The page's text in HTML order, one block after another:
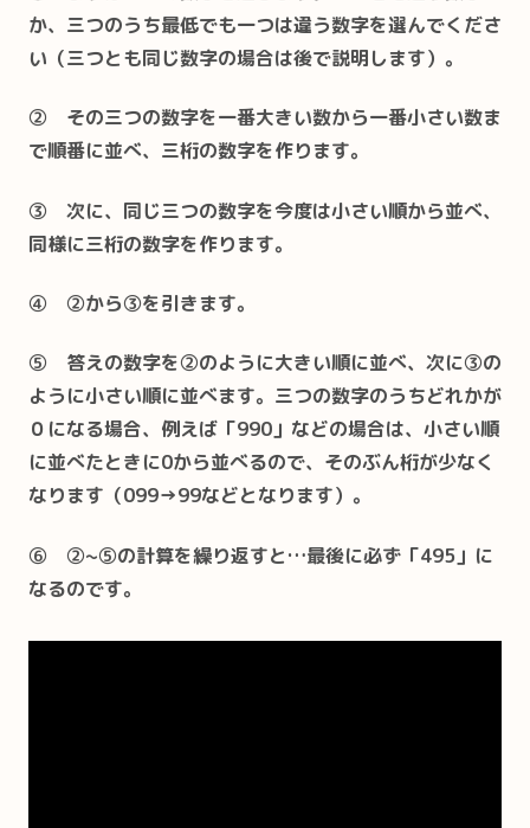
か、三つのうち最低でも一つは違う数字を選んでくださ
い（三つとも同じ数字の場合は後で説明します）。
② その三つの数字を一番大きい数から一番小さい数ま
で順番に並べ、三桁の数字を作ります。
③ 次に、同じ三つの数字を今度は小さい順から並べ、
同様に三桁の数字を作ります。
④ ②から③を引きます。
⑤ 答えの数字を②のように大きい順に並べ、次に③の
ように小さい順に並べます。三つの数字のうちどれかが
０になる場合、例えば「990」などの場合は、小さい順
に並べたときに0から並べるので、そのぶん桁が少なく
なります（099→99などとなります）。
⑥ ②~⑤の計算を繰り返すと…最後に必ず「495」に
なるのです。